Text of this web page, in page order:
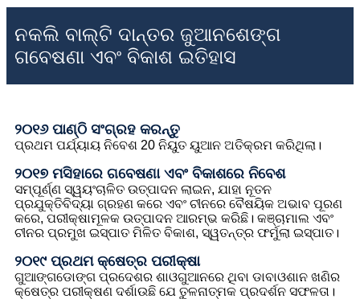
ନକଲି ବାଲ୍ଟି ଦାନ୍ତର ଜୁଆନଶେଙ୍ଗ
ଗବେଷଣା ଏବଂ ବିକାଶ ଇତିହାସ
୨୦୧୬ ପାଣ୍ଠି ସଂଗ୍ରହ କରନ୍ତୁ
ପ୍ରଥମ ପର୍ଯ୍ୟାୟ ନିବେଶ 20 ନିୟୁତ ୟୁଆନ ଅତିକ୍ରମ କରିଥିଲା।
୨୦୧୭ ମସିହାରେ ଗବେଷଣା ଏବଂ ବିକାଶରେ ନିବେଶ
ସମ୍ପୂର୍ଣ୍ଣ ସ୍ୱୟଂଚାଳିତ ଉତ୍ପାଦନ ଲାଇନ, ଯାହା ନୂତନ
ପ୍ରଯୁକ୍ତିବିଦ୍ୟା ଗ୍ରହଣ କରେ ଏବଂ ଚୀନରେ ବୈଷୟିକ ଅଭାବ ପୂରଣ
କରେ, ପରୀକ୍ଷାମୂଳକ ଉତ୍ପାଦନ ଆରମ୍ଭ କରିଛି। କଞ୍ଚାମାଲ ଏବଂ
ଚୀନର ପ୍ରମୁଖ ଇସ୍ପାତ ମିଳିତ ବିକାଶ, ସ୍ୱତନ୍ତ୍ର ଫର୍ମୁଲା ଇସ୍ପାତ।
୨୦୧୯ ପ୍ରଥମ କ୍ଷେତ୍ର ପରୀକ୍ଷା
ଗୁଆଙ୍ଗଡୋଙ୍ଗ ପ୍ରଦେଶର ଶାଓଗୁଆନରେ ଥିବା ଡାବାଓଶାନ ଖଣିର
କ୍ଷେତ୍ର ପରୀକ୍ଷଣ ଦର୍ଶାଉଛି ଯେ ତୁଳନାତ୍ମକ ପ୍ରଦର୍ଶନ ସଫଳତା।